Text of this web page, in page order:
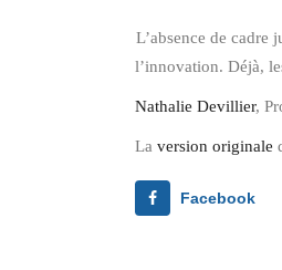
L’absence de
l’innovation. Déjà,
Nathalie Devillier,
La version originale
Facebook